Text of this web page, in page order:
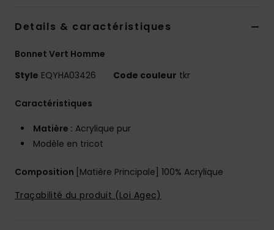
Details & caractéristiques
Bonnet Vert Homme
Style EQYHA03426 Code couleur tkr
Caractéristiques
Matière : Acrylique pur
Modèle en tricot
Composition [Matière Principale] 100% Acrylique
Traçabilité du produit (Loi Agec)